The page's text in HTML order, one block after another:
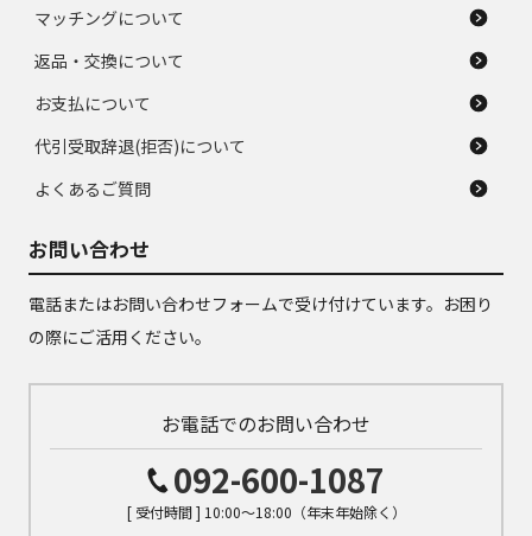
マッチングについて
返品・交換について
お支払について
代引受取辞退(拒否)について
よくあるご質問
お問い合わせ
電話またはお問い合わせフォームで受け付けています。お困り
の際にご活用ください。
お電話でのお問い合わせ
092-600-1087
[ 受付時間 ] 10:00～18:00（年末年始除く）